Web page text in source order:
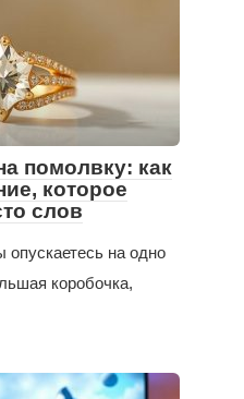
помолвку: как
которое
слов
опускаетесь на одно
коробочка,